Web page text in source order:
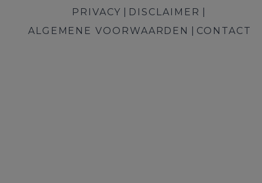
PRIVACY
DISCLAIMER
ALGEMENE VOORWAARDEN
CONTACT